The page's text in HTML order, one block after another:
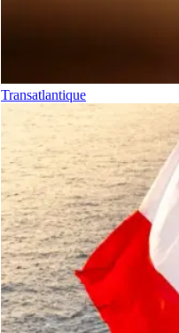
Transatlantique